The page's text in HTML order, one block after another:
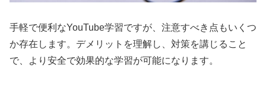
手軽で便利なYouTube学習ですが、注意すべき点もいくつ
か存在します。デメリットを理解し、対策を講じること
で、より安全で効果的な学習が可能になります。